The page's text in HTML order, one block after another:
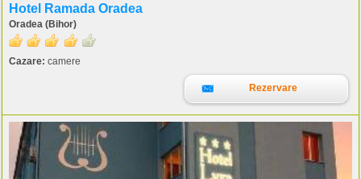
Hotel Ramada Oradea
Oradea (Bihor)
Cazare: camere
Rezervare